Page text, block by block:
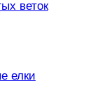
веток
елки